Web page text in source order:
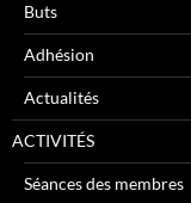
Buts
Adhésion
Actualités
ACTIVITÉS
Séances des membres